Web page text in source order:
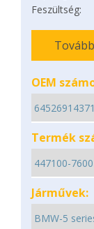
Feszültség:
OEM
Termék
Járművek: